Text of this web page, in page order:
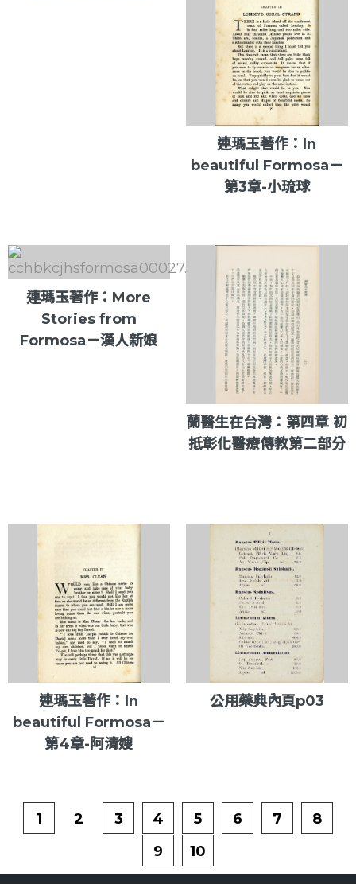
連瑪玉著作：In
beautiful Formosa－
第3章-小琉球
連瑪玉著作：More
Stories from
Formosa－漢人新娘
蘭醫生在台灣：第四章 初
抵彰化醫療傳教第二部分
連瑪玉著作：In
beautiful Formosa－
第4章-阿清嫂
公用藥典內頁p03
1 2 3 4 5 6 7
8
9
10